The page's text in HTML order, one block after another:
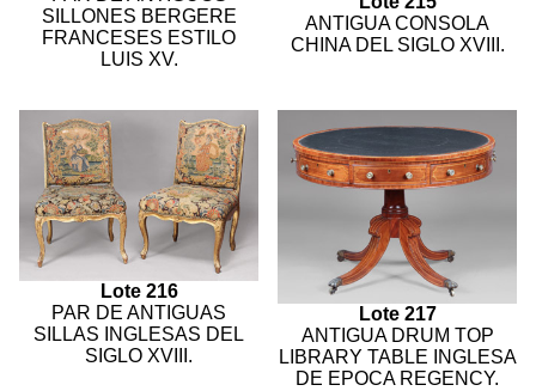
SILLONES BERGERE
FRANCESES ESTILO
LUIS XV.
ANTIGUA CONSOLA
CHINA DEL SIGLO XVIII.
Lote 216
PAR DE ANTIGUAS
SILLAS INGLESAS DEL
SIGLO XVIII.
Lote 217
ANTIGUA DRUM TOP
LIBRARY TABLE INGLESA
DE EPOCA REGENCY.